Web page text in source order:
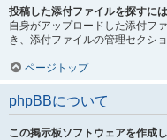
投稿した添付ファイルを探すに
自身がアップロードした添付フ
き、添付ファイルの管理セクシ
ページトップ
phpBBについて
この掲示板ソフトウェアを作成